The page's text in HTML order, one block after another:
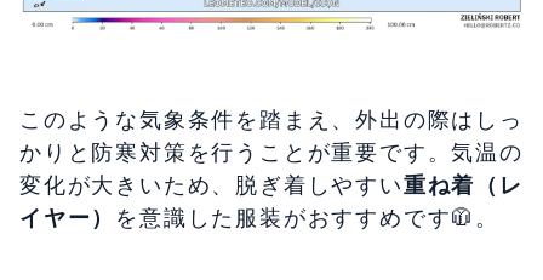
このような気象条件を踏まえ、外出の際はしっ
かりと防寒対策を行うことが重要です。気温の
変化が大きいため、脱ぎ着しやすい重ね着（レ
イヤー） を意識した服装がおすすめです🧥️。